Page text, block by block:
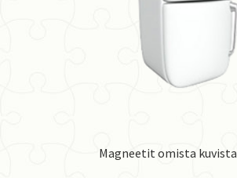
Magneetit omista kuvista